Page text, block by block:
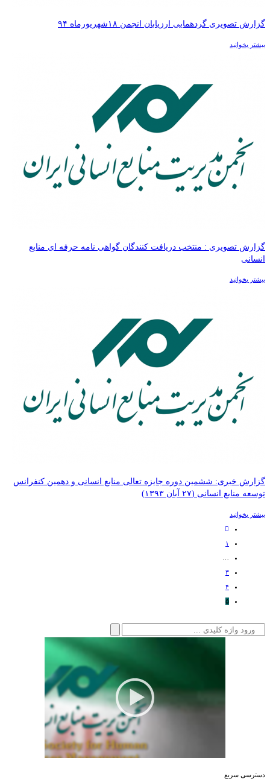
گزارش تصویری گردهمایی ارزیابان انجمن ۱۸شهریورماه ۹۴
بیشتر بخوانید
گزارش تصویری : منتخب دریافت کنندگان گواهی نامه حرفه ای منابع
انسانی
بیشتر بخوانید
گزارش خبری: ششمین دوره جایزه تعالی منابع انسانی و دهمین کنفرانس
توسعه منابع انسانی (۲۷ آبان ۱۳۹۳)
بیشتر بخوانید
۱
۳
۴
۵
جستجو
دسترسی سریع